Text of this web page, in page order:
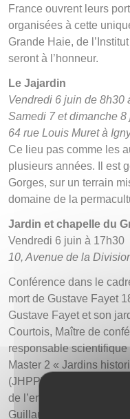
France ouvrent leurs
organisées à cette
Grande Haie, de
seront à l’honneur.
Le Jajardin
Vendredi 6 juin de 8h30
Samedi 7 et dimanche
64 rue Louis Muret à
Ce lieu pas comme les
plusieurs années. Il est
Gorges, sur un terrain
domaine de la
Jardin et chapelle du
Vendredi 6 juin à 17h30
10, Avenue de la
Conférence dans le
mort de Gustave Fayet
Gustave Fayet et son
Courtois, Maître de
responsable
Master 2 « Jardins
(JHPP) ». Elle aura lieu
de l’ensemble scolaire
Guillaume d’Abbadie,